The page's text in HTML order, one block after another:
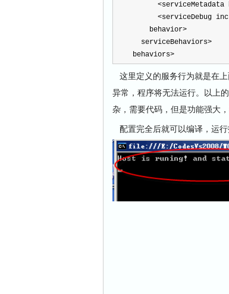
<serviceMetadata
<serviceDebug
behavior>
serviceBehaviors>
behaviors>
这里定义的服务行为就是在
异常，程序将无法运行。以上
杂，需要代码，但是功能强大
配置完全后就可以编译，运